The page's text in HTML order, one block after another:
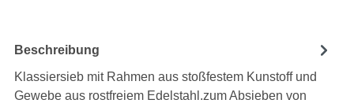
Beschreibung
Klassiersieb mit Rahmen aus stoßfestem Kunstoff und
Gewebe aus rostfreiem Edelstahl.zum Absieben von